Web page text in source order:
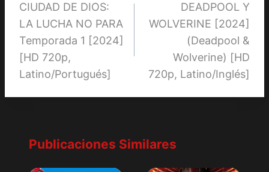
de
entradas
CIUDAD DE DIOS:
LA LUCHA NO PARA
Temporada 1 [2024]
[HD 720p,
Latino/Portugués]
DEADPOOL Y
WOLVERINE [2024]
(Deadpool &
Wolverine) [HD
720p, Latino/Inglés]
Publicaciones Similares